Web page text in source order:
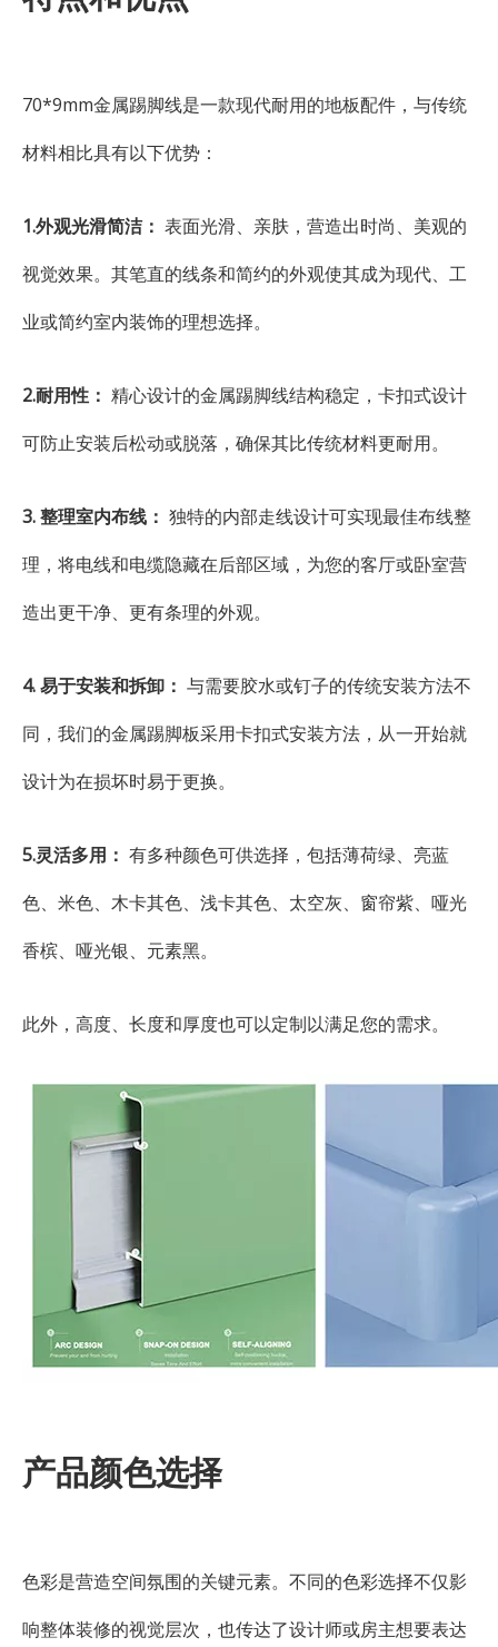
70*9mm金属踢脚线是一款现代耐用的地板配件，与传统
材料相比具有以下优势：
1.外观光滑简洁： 表面光滑、亲肤，营造出时尚、美观的
视觉效果。其笔直的线条和简约的外观使其成为现代、工
业或简约室内装饰的理想选择。
2.耐用性： 精心设计的金属踢脚线结构稳定，卡扣式设计
可防止安装后松动或脱落，确保其比传统材料更耐用。
3. 整理室内布线： 独特的内部走线设计可实现最佳布线整
理，将电线和电缆隐藏在后部区域，为您的客厅或卧室营
造出更干净、更有条理的外观。
4. 易于安装和拆卸： 与需要胶水或钉子的传统安装方法不
同，我们的金属踢脚板采用卡扣式安装方法，从一开始就
设计为在损坏时易于更换。
5.灵活多用： 有多种颜色可供选择，包括薄荷绿、亮蓝
色、米色、木卡其色、浅卡其色、太空灰、窗帘紫、哑光
香槟、哑光银、元素黑。
此外，高度、长度和厚度也可以定制以满足您的需求。
产品颜色选择
色彩是营造空间氛围的关键元素。不同的色彩选择不仅影
响整体装修的视觉层次，也传达了设计师或房主想要表达